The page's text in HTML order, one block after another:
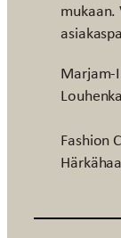
Fashion